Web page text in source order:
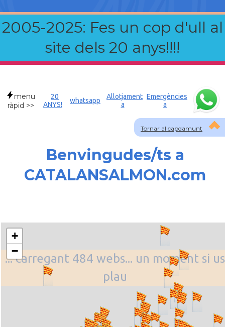
2005-2025: Fes un cop d'ull al
site dels 20 anys!!!!
Tornar al capdamunt
menu
ràpid >>
20
ANYS!
whatsapp
Allotjament
a
Emergències
a
Benvingudes/ts a
CATALANSALMON.com
... carregant 484 webs... un moment si us
plau
+
−